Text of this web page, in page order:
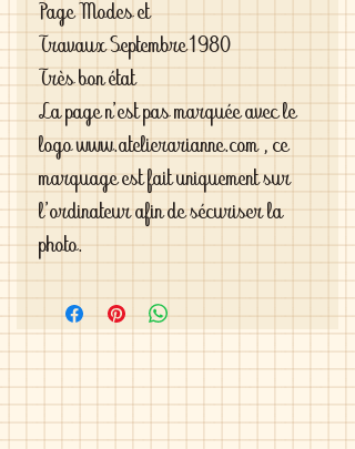
Page Modes et
Travaux Septembre1980
Très bon état
La page n'est pas marquée avec le
logo www.atelierarianne.com , ce
marquage est fait uniquement sur
l'ordinateur afin de sécuriser la
photo.